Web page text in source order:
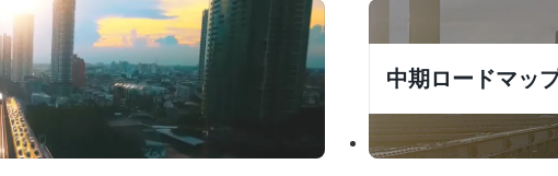
中期ロードマッ